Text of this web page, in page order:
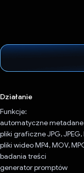
Działanie
Funkcje:
automatyczne metadane
pliki graficzne JPG, JPEG,
pliki wideo MP4, MOV,
badania treści
generator promptów